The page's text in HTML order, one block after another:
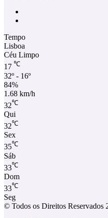
Tempo
Lisboa
Céu Limpo
17 ℃
32º - 16º
84%
1.68 km/h
32℃
Qui
32℃
Sex
35℃
Sáb
33℃
Dom
33℃
Seg
© Todos os Direitos Reservados